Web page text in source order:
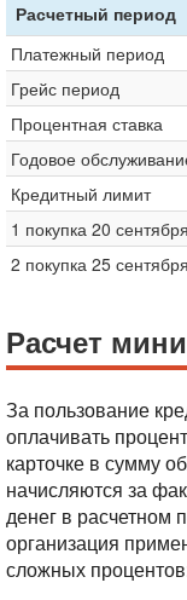
Расчетный период
Платежный период
Грейс период
Процентная ставка
Годовое
Кредитный лимит
1 покупка 20 сентября
2 покупка 25 сентября
Расчет
За пользование
оплачивать
карточке в сумму
начисляются за
денег в расчетном
организация
сложных